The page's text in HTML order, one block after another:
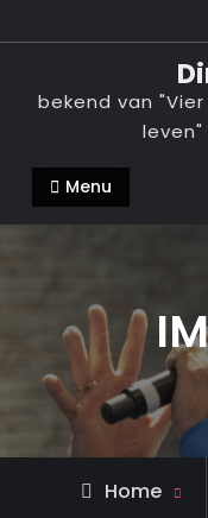
naar
inhoudbekend van
Menu
Home